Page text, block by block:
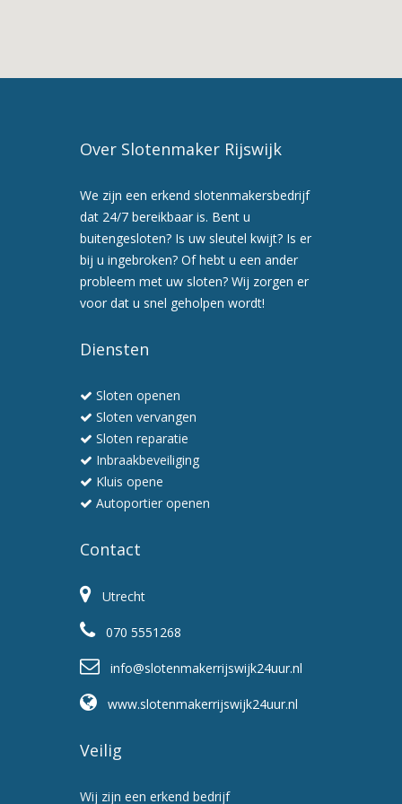
Over Slotenmaker Rijswijk
We zijn een erkend slotenmakersbedrijf
dat 24/7 bereikbaar is. Bent u
buitengesloten? Is uw sleutel kwijt? Is er
bij u ingebroken? Of hebt u een ander
probleem met uw sloten? Wij zorgen er
voor dat u snel geholpen wordt!
Diensten
Sloten openen
Sloten vervangen
Sloten reparatie
Inbraakbeveiliging
Kluis opene
Autoportier openen
Contact
Utrecht
070 5551268
info@slotenmakerrijswijk24uur.nl
www.slotenmakerrijswijk24uur.nl
Veilig
Wij zijn een erkend bedrijf